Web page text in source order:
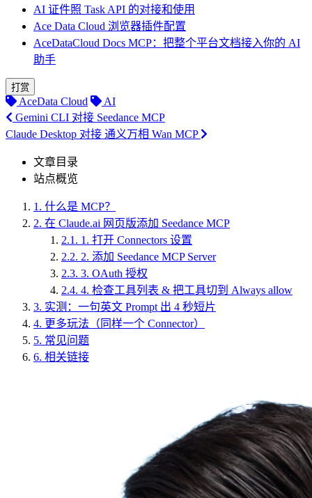
AI 证件照 Task API 的对接和使用
Ace Data Cloud 浏览器插件配置
AceDataCloud Docs MCP：把整个平台文档接入你的 AI
助手
打赏
AceData Cloud
AI
Gemini CLI 对接 Seedance MCP
Claude Desktop 对接 通义万相 Wan MCP
文章目录
站点概览
1. 什么是 MCP？
2. 在 Claude.ai 网页版添加 Seedance MCP
2.1. 1. 打开 Connectors 设置
2.2. 2. 添加 Seedance MCP Server
2.3. 3. OAuth 授权
2.4. 4. 检查工具列表 & 把工具切到 Always allow
3. 实测：一句英文 Prompt 出 4 秒短片
4. 更多玩法（同样一个 Connector）
5. 常见问题
6. 相关链接